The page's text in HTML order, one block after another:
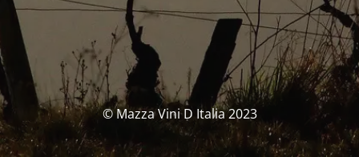
© Mazza Vini D Italia 2023